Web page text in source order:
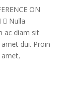
ON
 Nulla
ac diam sit
dui. Proin